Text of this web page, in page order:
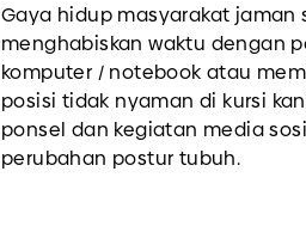
Gaya hidup masyarakat
menghabiskan waktu dengan
komputer / notebook atau
posisi tidak nyaman di kursi
ponsel dan kegiatan media
perubahan postur tubuh.